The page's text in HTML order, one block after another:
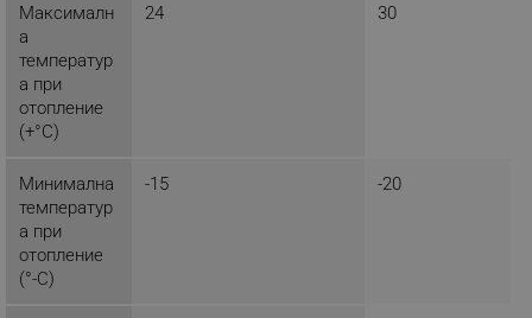
Максималн
а
температур
а при
отопление
(+°C)
24 30
Минимална
температур
а при
отопление
(°-C)
-15 -20
Строго необходимите бисквитки позволяват